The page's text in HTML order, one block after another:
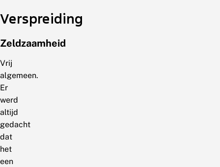
Verspreiding
Zeldzaamheid
Vrij
algemeen.
Er
werd
altijd
gedacht
dat
het
een